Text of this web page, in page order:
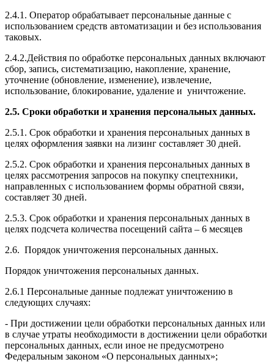
2.4.1. Оператор обрабатывает персональные данные с
использованием средств автоматизации и без использования
таковых.
2.4.2.Действия по обработке персональных данных включают
сбор, запись, систематизацию, накопление, хранение,
уточнение (обновление, изменение), извлечение,
использование, блокирование, удаление и уничтожение.
2.5. Сроки обработки и хранения персональных данных.
2.5.1. Срок обработки и хранения персональных данных в
целях оформления заявки на лизинг составляет 30 дней.
2.5.2. Срок обработки и хранения персональных данных в
целях рассмотрения запросов на покупку спецтехники,
направленных с использованием формы обратной связи,
составляет 30 дней.
2.5.3. Срок обработки и хранения персональных данных в
целях подсчета количества посещений сайта – 6 месяцев
2.6. Порядок уничтожения персональных данных.
Порядок уничтожения персональных данных.
2.6.1 Персональные данные подлежат уничтожению в
следующих случаях:
- При достижении цели обработки персональных данных или
в случае утраты необходимости в достижении цели обработки
персональных данных, если иное не предусмотрено
Федеральным законом «О персональных данных»;